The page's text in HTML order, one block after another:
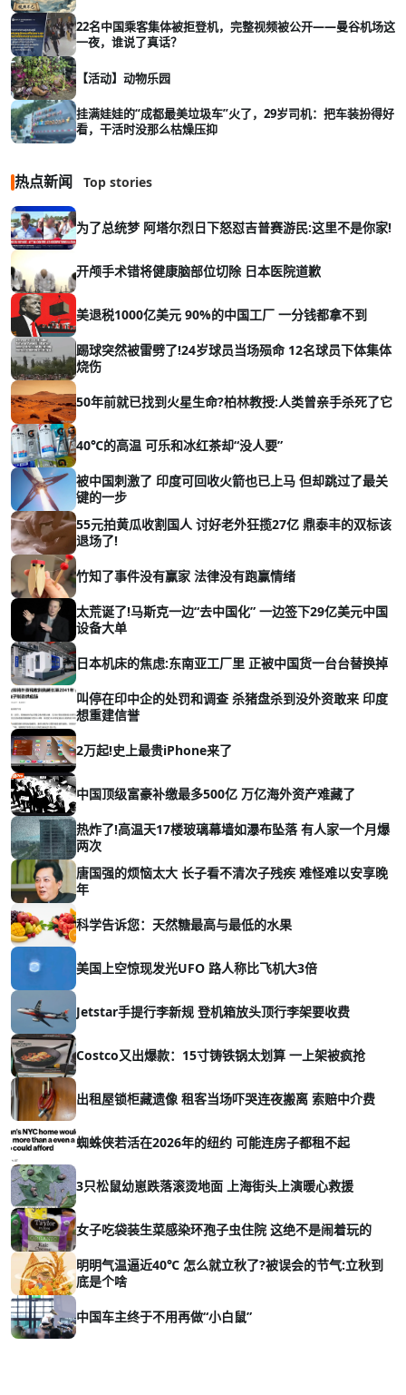
22名中国乘客集体被拒登机，完整视频被公开——曼谷机场这
一夜，谁说了真话？
【活动】动物乐园
挂满娃娃的“成都最美垃圾车”火了，29岁司机：把车装扮得好
看，干活时没那么枯燥压抑
热点新闻 Top stories
为了总统梦 阿塔尔烈日下怒怼吉普赛游民:这里不是你家!
开颅手术错将健康脑部位切除 日本医院道歉
美退税1000亿美元 90%的中国工厂 一分钱都拿不到
踢球突然被雷劈了!24岁球员当场殒命 12名球员下体集体
烧伤
50年前就已找到火星生命?柏林教授:人类曾亲手杀死了它
40℃的高温 可乐和冰红茶却“没人要”
被中国刺激了 印度可回收火箭也已上马 但却跳过了最关
键的一步
55元拍黄瓜收割国人 讨好老外狂揽27亿 鼎泰丰的双标该
退场了!
竹知了事件没有赢家 法律没有跑赢情绪
太荒诞了!马斯克一边“去中国化” 一边签下29亿美元中国
设备大单
日本机床的焦虑:东南亚工厂里 正被中国货一台台替换掉
叫停在印中企的处罚和调查 杀猪盘杀到没外资敢来 印度
想重建信誉
2万起!史上最贵iPhone来了
中国顶级富豪补缴最多500亿 万亿海外资产难藏了
热炸了!高温天17楼玻璃幕墙如瀑布坠落 有人家一个月爆
两次
唐国强的烦恼太大 长子看不清次子残疾 难怪难以安享晚
年
科学告诉您：天然糖最高与最低的水果
美国上空惊现发光UFO 路人称比飞机大3倍
Jetstar手提行李新规 登机箱放头顶行李架要收费
Costco又出爆款：15寸铸铁锅太划算 一上架被疯抢
出租屋锁柜藏遗像 租客当场吓哭连夜搬离 索赔中介费
蜘蛛侠若活在2026年的纽约 可能连房子都租不起
3只松鼠幼崽跌落滚烫地面 上海街头上演暖心救援
女子吃袋装生菜感染环孢子虫住院 这绝不是闹着玩的
明明气温逼近40℃ 怎么就立秋了?被误会的节气:立秋到
底是个啥
中国车主终于不用再做“小白鼠”